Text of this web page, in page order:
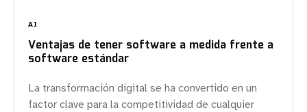
AI
Ventajas de tener software a medida frente a
software estándar
La transformación digital se ha convertido en un
factor clave para la competitividad de cualquier